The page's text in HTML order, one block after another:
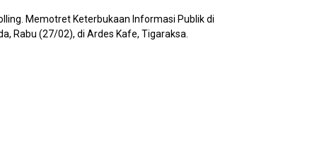
Memotret Keterbukaan Informasi Publik di
Rabu (27/02), di Ardes Kafe, Tigaraksa.